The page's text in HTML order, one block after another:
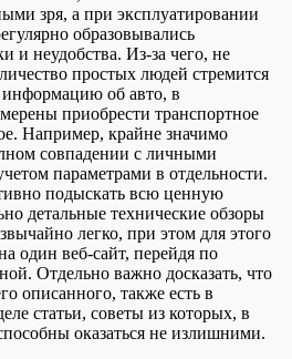
зря, а при эксплуатировании
образовывались
и неудобства. Из-за чего, не
простых людей стремится
об авто, в
приобрести транспортное
Например, крайне значимо
совпадении с личными
параметрами в отдельности.
подыскать всю ценную
детальные технические обзоры
легко, при этом для этого
один веб-сайт, перейдя по
Отдельно важно досказать, что
описанного, также есть в
статьи, советы из которых, в
оказаться не излишними.